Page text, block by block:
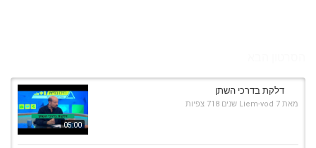
05:00
דלקת בדרכי השתן
מאת Liem-vod 7 שנים 718 צפיות